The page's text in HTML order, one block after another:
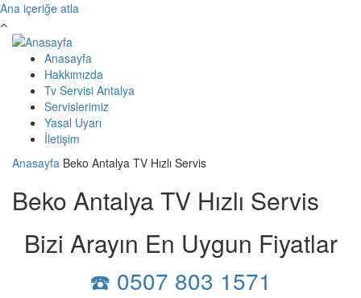
Ana içeriğe atla
Anasayfa
Hakkımızda
Tv Servisi Antalya
Servislerimiz
Yasal Uyarı
İletişim
Anasayfa Beko Antalya TV Hızlı Servis
Beko Antalya TV Hızlı Servis
Bizi Arayın En Uygun Fiyatlar
☎️ 0507 803 1571